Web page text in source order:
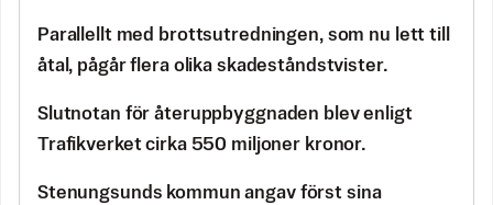
Parallellt med brottsutredningen, som nu lett till
åtal, pågår flera olika skadeståndstvister.
Slutnotan för återuppbyggnaden blev enligt
Trafikverket cirka 550 miljoner kronor.
Stenungsunds kommun angav först sina